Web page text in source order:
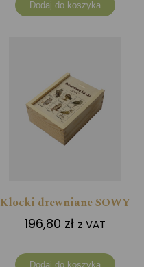
Dodaj do koszyka
Klocki drewniane SOWY
196,80 zł z VAT
Dodaj do koszyka